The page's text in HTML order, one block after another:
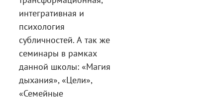
интегративная и
психология
субличностей. А так же
семинары в рамках
данной школы: «Магия
дыхания», «Цели»,
«Семейные